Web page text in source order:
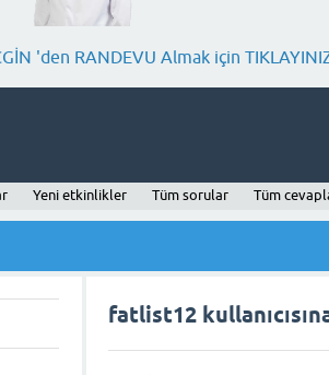
'den RANDEVU Almak için
Yeni etkinlikler Tüm sorular Tüm
fatlist12